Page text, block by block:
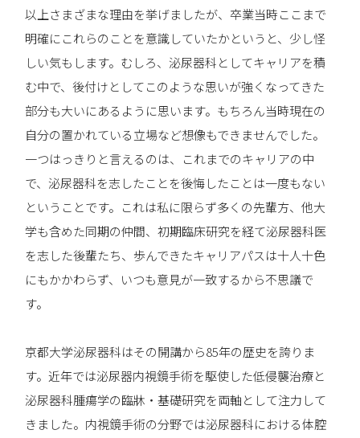
以上さまざまな理由を挙げましたが、卒業当時ここまで
明確にこれらのことを意識していたかというと、少し怪
しい気もします。むしろ、泌尿器科としてキャリアを積
む中で、後付けとしてこのような思いが強くなってきた
部分も大いにあるように思います。もちろん当時現在の
自分の置かれている立場など想像もできませんでした。
一つはっきりと言えるのは、これまでのキャリアの中
で、泌尿器科を志したことを後悔したことは一度もない
ということです。これは私に限らず多くの先輩方、他大
学も含めた同期の仲間、初期臨床研究を経て泌尿器科医
を志した後輩たち、歩んできたキャリアパスは十人十色
にもかかわらず、いつも意見が一致するから不思議で
す。
京都大学泌尿器科はその開講から85年の歴史を誇りま
す。近年では泌尿器内視鏡手術を駆使した低侵襲治療と
泌尿器科腫瘍学の臨牀・基礎研究を両軸として注力して
きました。内視鏡手術の分野では泌尿器科における体腔